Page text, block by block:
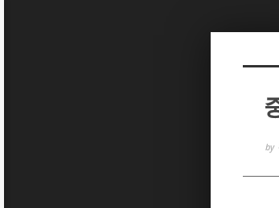
by
Sketchbook5, 스케치북5
Sketchbook5, 스케치북5
Sketchbook5, 스케치북5
Sketchbook5, 스케치북5